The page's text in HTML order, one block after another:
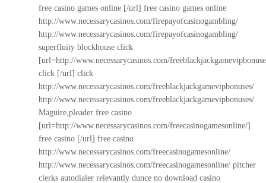
free casino games online [/url] free casino games online
http://www.necessarycasinos.com/firepayofcasinogambling/
http://www.necessarycasinos.com/firepayofcasinogambling/
superfluity blockhouse click
[url=http://www.necessarycasinos.com/
click [/url] click
http://www.necessarycasinos.com/freeblackjackgamevipbonuses/
http://www.necessarycasinos.com/freeblackjackgamevipbonuses/
Maguire,pleader free casino
[url=http://www.necessarycasinos.com/freecasinogamesonline/]
free casino [/url] free casino
http://www.necessarycasinos.com/freecasinogamesonline/
http://www.necessarycasinos.com/freecasinogamesonline/ pitcher
clerks autodialer relevantly dunce no download casino